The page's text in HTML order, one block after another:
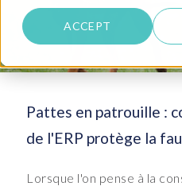
ACCEPT
Pattes en patrouille :
de l'ERP protège la
Lorsque l'on pense à la